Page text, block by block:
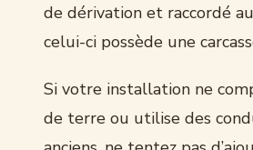
de dérivation et raccordé
celui-ci possède une
Si votre installation ne
de terre ou utilise des